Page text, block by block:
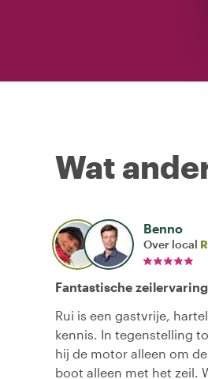
Wat
Benno
Over local
Fantastische zeilervaring
Rui is een gastvrije,
kennis. In tegenstelling
hij de motor alleen om
boot alleen met het zeil.